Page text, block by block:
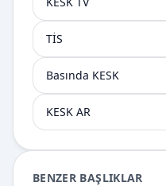
TİS
Basında KESK
KESK AR
BENZER BAŞLIKLAR